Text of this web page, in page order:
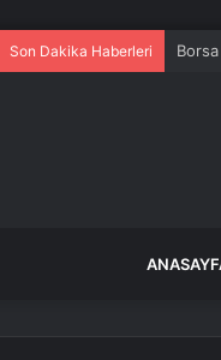
Son Dakika Haberleri